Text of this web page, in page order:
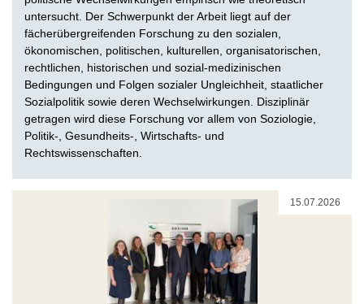
untersucht. Der Schwerpunkt der Arbeit liegt auf der
fächerübergreifenden Forschung zu den sozialen,
ökonomischen, politischen, kulturellen, organisatorischen,
rechtlichen, historischen und sozial-medizinischen
Bedingungen und Folgen sozialer Ungleichheit, staatlicher
Sozialpolitik sowie deren Wechselwirkungen. Disziplinär
getragen wird diese Forschung vor allem von Soziologie,
Politik-, Gesundheits-, Wirtschafts- und
Rechtswissenschaften.
15.07.2026